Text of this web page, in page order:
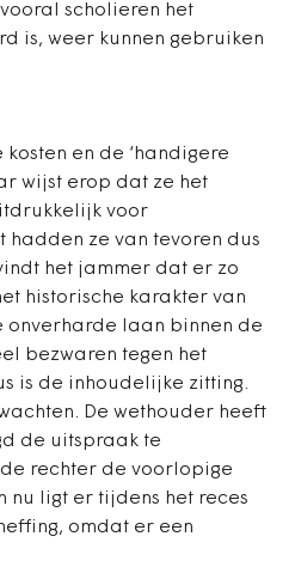
scholieren het
is, weer kunnen gebruiken
kosten en de ‘handigere
wijst erop dat ze het
voor
hadden ze van tevoren dus
het jammer dat er zo
historische karakter van
onverharde laan binnen de
bezwaren tegen het
is de inhoudelijke zitting.
De wethouder heeft
de uitspraak te
rechter de voorlopige
nu ligt er tijdens het reces
omdat er een